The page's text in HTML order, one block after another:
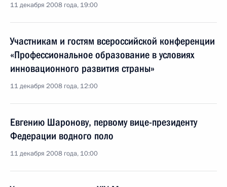
11 декабря 2008 года, 19:00
Участникам и гостям всероссийской конференции
«Профессиональное образование в условиях
инновационного развития страны»
11 декабря 2008 года, 12:00
Евгению Шаронову, первому вице-президенту
Федерации водного поло
11 декабря 2008 года, 10:00